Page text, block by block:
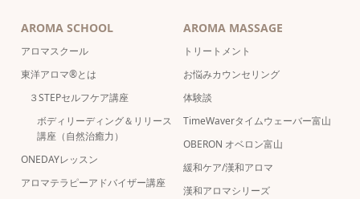
AROMA SCHOOL
アロマスクール
東洋アロマ®とは
３STEPセルフケア講座
ボディリーディング＆リリース
講座（自然治癒力）
ONEDAYレッスン
アロマテラピーアドバイザー講座
AROMA MASSAGE
トリートメント
お悩みカウンセリング
体験談
TimeWaverタイムウェーバー富山
OBERON オベロン富山
緩和ケア/漢和アロマ
漢和アロマシリーズ